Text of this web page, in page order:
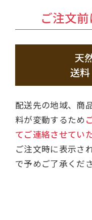
ご注文
天
送料
配送先の地域、商
料が変動するため
てご連絡させてい
ご注文時に表示さ
で予めご了承くださ